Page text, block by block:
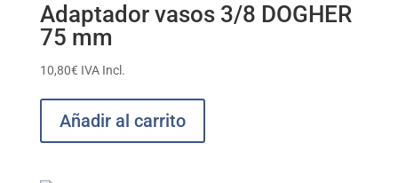
Adaptador vasos 3/8 DOGHER
75 mm
10,80€ IVA Incl.
Añadir al carrito